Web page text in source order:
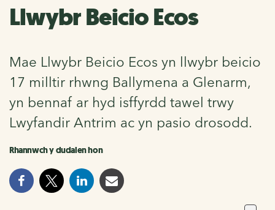
Llwybr Beicio Ecos
Mae Llwybr Beicio Ecos yn llwybr beicio
17 milltir rhwng Ballymena a Glenarm,
yn bennaf ar hyd isffyrdd tawel trwy
Lwyfandir Antrim ac yn pasio drosodd.
Rhannwch y dudalen hon